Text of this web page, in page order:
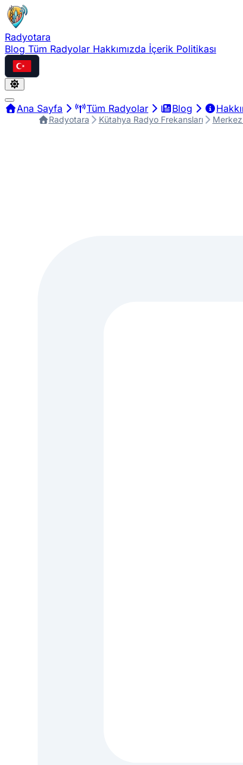
Radyotara
Blog Tüm Radyolar Hakkımızda İçerik Politikası
Türkçe
Ana Sayfa Tüm Radyolar Blog
Radyotara Kütahya Radyo Frekansları Merkez